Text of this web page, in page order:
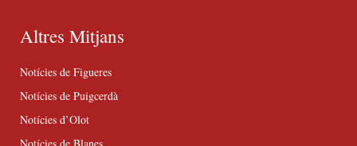
Altres Mitjans
Notícies de Figueres
Notícies de Puigcerdà
Notícies d’Olot
Notícies de Blanes